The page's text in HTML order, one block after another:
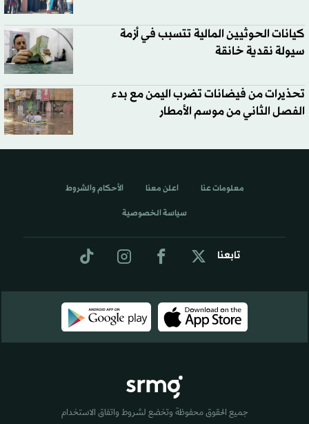
كيانات الحوثيين المالية تتسبب في أزمة
سيولة نقدية خانقة
تحذيرات من فيضانات تضرب اليمن مع بدء
الفصل الثاني من موسم الأمطار
تابعنا
معلومات عنا اعلن معنا الأحكام والشروط
سياسة الخصوصية
جميع الحقوق محفوظة وتخضع لشروط واتفاق الاستخدام